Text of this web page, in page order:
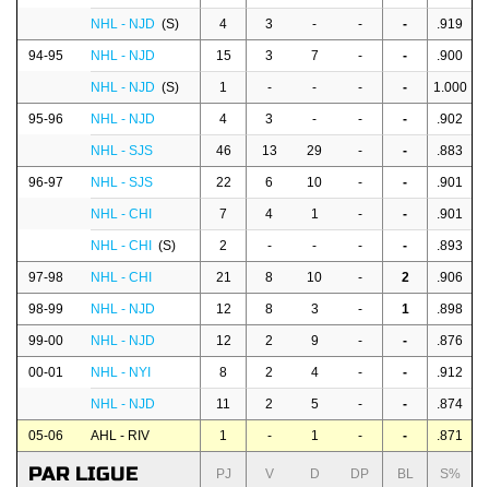
NHL - NJD (S) 4 3 - - - .919
94-95 NHL - NJD 15 3 7 - - .900
NHL - NJD (S) 1 - - - - 1.000
95-96 NHL - NJD 4 3 - - - .902
NHL - SJS 46 13 29 - - .883
96-97 NHL - SJS 22 6 10 - - .901
NHL - CHI 7 4 1 - - .901
NHL - CHI (S) 2 - - - - .893
97-98 NHL - CHI 21 8 10 - 2 .906
98-99 NHL - NJD 12 8 3 - 1 .898
99-00 NHL - NJD 12 2 9 - - .876
00-01 NHL - NYI 8 2 4 - - .912
NHL - NJD 11 2 5 - - .874
05-06 AHL - RIV 1 - 1 - - .871
PAR LIGUE PJ V D DP BL S%